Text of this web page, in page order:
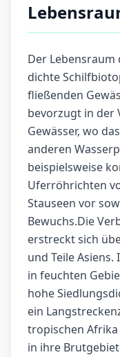
Der
dichte
fließenden
bevorzugt in der
Gewässer, wo
anderen
beispielsweise
Uferröhrichten
Stauseen vor
Bewuchs.Die
erstreckt sich
und Teile
in feuchten
hohe
ein
tropischen
in ihre